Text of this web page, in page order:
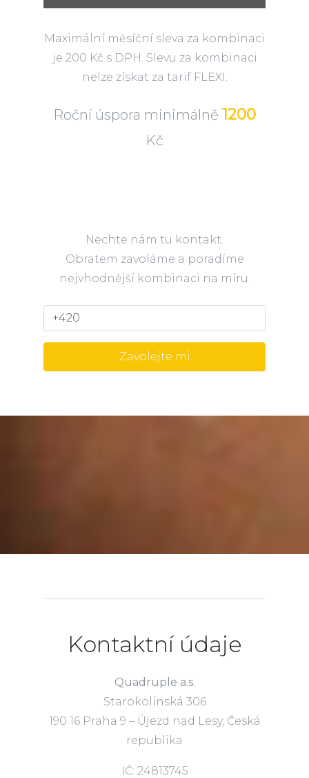
Maximální měsíční sleva za kombinaci
je 200 Kč s DPH. Slevu za kombinaci
nelze získat za tarif FLEXI.
Roční úspora minimálně 1200
Kč
Nechte nám tu kontakt.
Obratem zavoláme a poradíme
nejvhodnější kombinaci na míru.
Kontaktní údaje
Quadruple a.s.
Starokolínská 306
190 16 Praha 9 – Újezd nad Lesy, Česká
republika
IČ: 24813745